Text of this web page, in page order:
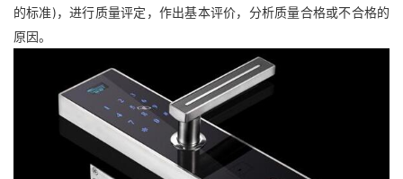
的标准)，进行质量评定，作出基本评价，分析质量合格或不合格的
原因。